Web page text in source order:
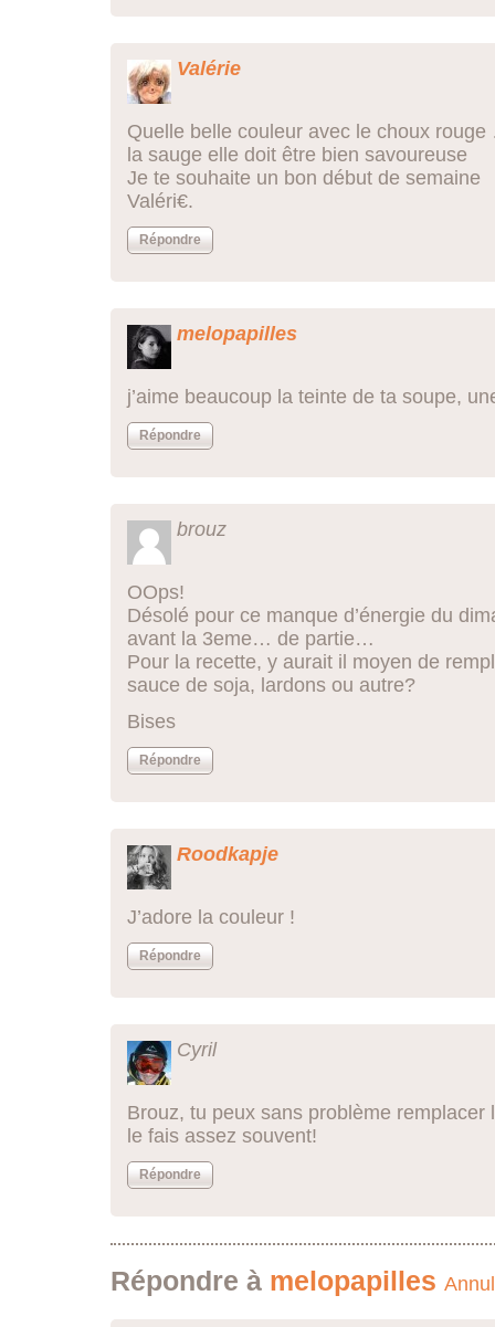
Valérie
Quelle belle couleur avec le choux
la sauge elle doit être bien savoureuse
Je te souhaite un bon début de semaine
Valéri€.
Répondre
melopapilles
j’aime beaucoup la teinte de ta soupe,
Répondre
brouz
OOps!
Désolé pour ce manque d’énergie du
avant la 3eme… de partie…
Pour la recette, y aurait il moyen de
sauce de soja, lardons ou autre?
Bises
Répondre
Roodkapje
J’adore la couleur !
Répondre
Cyril
Brouz, tu peux sans problème
le fais assez souvent!
Répondre
Répondre à melopapilles